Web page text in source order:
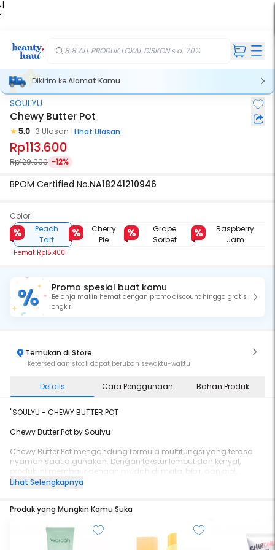
|
8.8 ALL PRODUK LOKAL DISKON s.d. 70%
Dikirim keAlamat Kamu
SOULYU
Chewy Butter Pot
5.0 3 Ulasan Lihat Ulasan
Rp113.600
Rp129.000 -12%
BPOM Certified No.NA18241210946
Color:
Peach
Tart
Hemat Rp15.400
Cherry
Pie
Grape
Sorbet
Raspberry
Jam
Promo spesial buat kamu
Belanja makin hemat dengan promo discount hingga gratis
ongkir!
Temukan di Store
Ketersediaan stock dapat berubah sewaktu-waktu
Details Cara Penggunaan Bahan Produk
"SOULYU - CHEWY BUTTER POT
Chewy Butter Pot by Soulyu
Chewy Butter Pot mengandung formula multifungsi yang terasa
nyaman saat digunakan. Dengan tekstur lembut dan kenyal,
produk ini membaur dengan mudah di mata, bibir, dan pipi,
memberikan efek airbrush. Diperkaya dengan Murumuru Butter,
kulit tampak serta terasa lebih halus.
Available in 5 shades:
01 - Peach Tart, 02 - Raspberry Jam, 03 - Grape Sorbet, 04 - Cherry
Lihat Selengkapnya
Produk yang Mungkin Kamu Suka